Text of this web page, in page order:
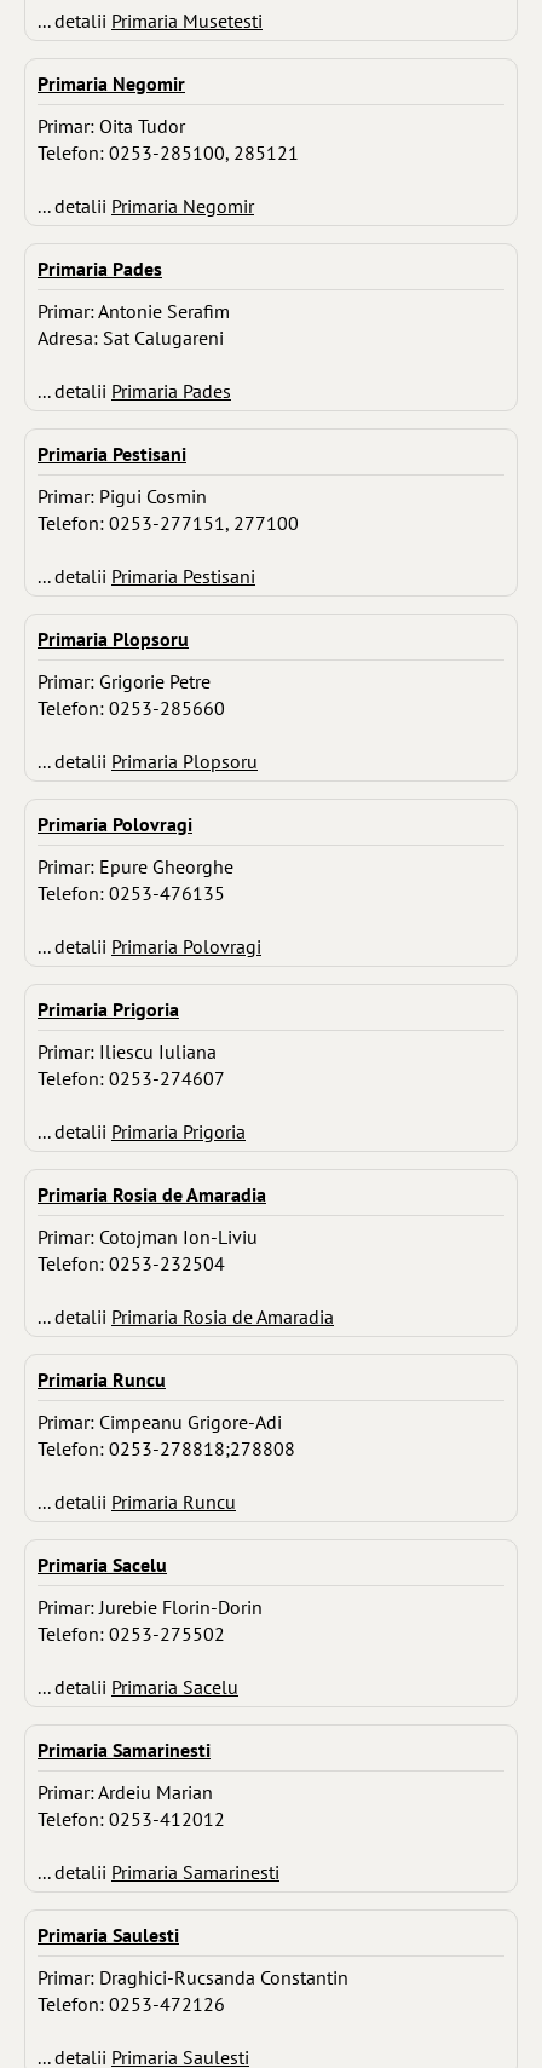
... detalii Primaria Musetesti
Primaria Negomir
Primar: Oita Tudor
Telefon: 0253-285100, 285121
... detalii Primaria Negomir
Primaria Pades
Primar: Antonie Serafim
Adresa: Sat Calugareni
... detalii Primaria Pades
Primaria Pestisani
Primar: Pigui Cosmin
Telefon: 0253-277151, 277100
... detalii Primaria Pestisani
Primaria Plopsoru
Primar: Grigorie Petre
Telefon: 0253-285660
... detalii Primaria Plopsoru
Primaria Polovragi
Primar: Epure Gheorghe
Telefon: 0253-476135
... detalii Primaria Polovragi
Primaria Prigoria
Primar: Iliescu Iuliana
Telefon: 0253-274607
... detalii Primaria Prigoria
Primaria Rosia de Amaradia
Primar: Cotojman Ion-Liviu
Telefon: 0253-232504
... detalii Primaria Rosia de Amaradia
Primaria Runcu
Primar: Cimpeanu Grigore-Adi
Telefon: 0253-278818;278808
... detalii Primaria Runcu
Primaria Sacelu
Primar: Jurebie Florin-Dorin
Telefon: 0253-275502
... detalii Primaria Sacelu
Primaria Samarinesti
Primar: Ardeiu Marian
Telefon: 0253-412012
... detalii Primaria Samarinesti
Primaria Saulesti
Primar: Draghici-Rucsanda Constantin
Telefon: 0253-472126
... detalii Primaria Saulesti